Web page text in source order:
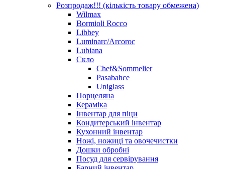
Розпродаж!!! (кількість товару обмежена)
Wilmax
Bormioli Rocco
Libbey
Luminarc/Arcoroc
Lubiana
Скло
Chef&Sommelier
Pasabahce
Uniglass
Порцеляна
Кераміка
Інвентар для піци
Кондитерський інвентар
Кухонний інвентар
Ножі, ножиці та овочечистки
Дошки обробні
Посуд для сервірування